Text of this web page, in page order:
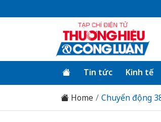
Tin tức Kinh tế
Home Chuyển động